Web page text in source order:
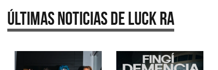
Últimas Noticias de Luck Ra